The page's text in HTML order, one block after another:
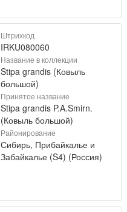
Штрихкод
IRKU080060
Название в коллекции
Stipa grandis (Ковыль
большой)
Принятое название
Stipa grandis P.A.Smirn.
(Ковыль большой)
Районирование
Сибирь, Прибайкалье и
Забайкалье (S4) (Россия)